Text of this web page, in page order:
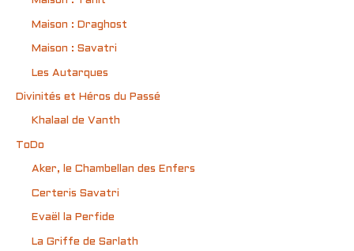
Maison : Draghost
Maison : Savatri
Les Autarques
Divinités et Héros du Passé
Khalaal de Vanth
ToDo
Aker, le Chambellan des Enfers
Certeris Savatri
Evaël la Perfide
La Griffe de Sarlath